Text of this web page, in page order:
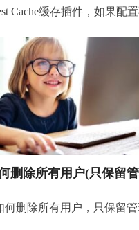
Cache缓存插件，如果配
删除所有用户(只保留
何删除所有用户，只保留